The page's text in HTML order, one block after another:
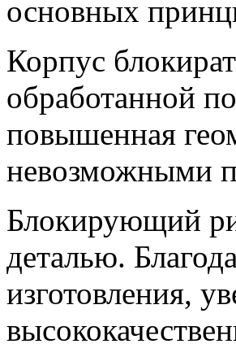
основных
Корпус
обработанной
повышенная
невозможными
Блокирующий
деталью.
изготовления,